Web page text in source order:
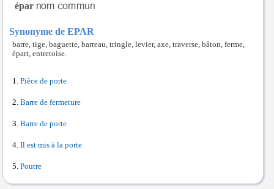
épar
Synonyme de EPAR
barre, tige, baguette, barreau, tringle, levier, axe, traverse, bâton, ferme,
épart, entretoise.
Pièce de porte
Barre de fermeture
Barre de porte
Il est mis à la porte
Poutre